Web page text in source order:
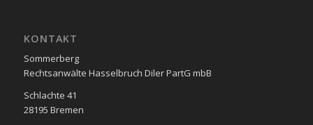
KON­TAKT
Sommerberg
Rechtsanwälte Hasselbruch Diler PartG mbB
Schlachte 41
28195 Bre­men